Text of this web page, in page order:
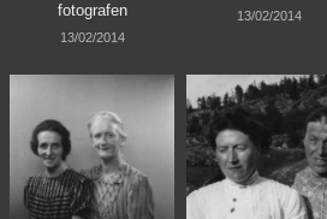
fotografen
13/02/2014
13/02/2014